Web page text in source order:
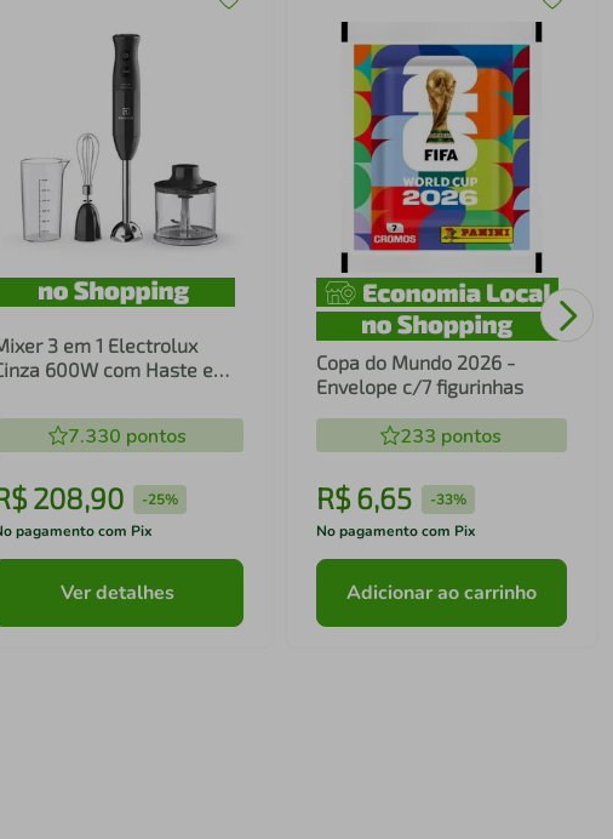
3 em 1 Electrolux
600W com Haste em
7.330 pontos
208,90 -25%
pagamento com Pix
Ver detalhes
Copa do Mundo 2026 -
Envelope c/7 figurinhas
233 pontos
R$ 6,65 -33%
No pagamento com Pix
Adicionar ao carrinho